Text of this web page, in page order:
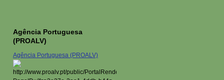
Agência Portuguesa
(PROALV)
Agência Portuguesa (PROALV)